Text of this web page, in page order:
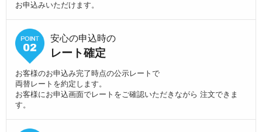
お申込みいただけます。
安心の申込時の
レート確定
お客様のお申込み完了時点の公示レートで
両替レートを約定します。
お客様にお申込画面でレートをご確認いただきながら 注文できま
す。